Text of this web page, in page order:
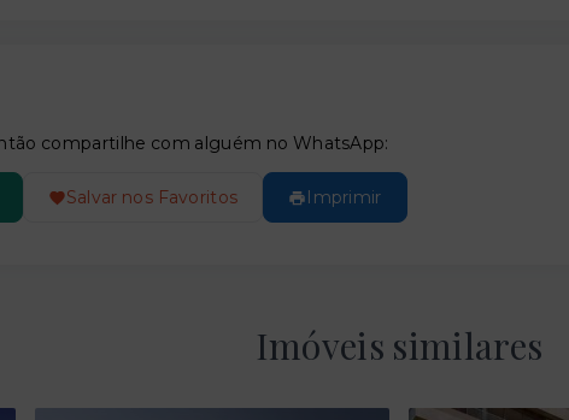
compartilhe com alguém no WhatsApp:
Salvar nos Favoritos Imprimir
Imóveis similares